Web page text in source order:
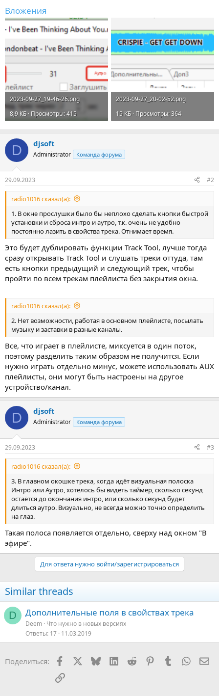
Вложения
2023-09-27_19-46-26.png
8,9 КБ · Просмотры: 415
2023-09-27_20-02-52.png
15 КБ · Просмотры: 364
D djsoft
Administrator Команда форума
29.09.2023 #2
radio1016 сказал(а):
1. В окне прослушки было бы неплохо сделать кнопки быстрой
установки и сброса интро и аутро, т.к. очень не удобно
постоянно лазить в свойства трека. Отнимает время.
Это будет дублировать функции Track Tool, лучше тогда
сразу открывать Track Tool и слушать треки оттуда, там
есть кнопки предыдущий и следующий трек, чтобы
пройти по всем трекам плейлиста без закрытия окна.
radio1016 сказал(а):
2. Нет возможности, работая в основном плейлисте, посылать
музыку и заставки в разные каналы.
Все, что играет в плейлисте, миксуется в один поток,
поэтому разделить таким образом не получится. Если
нужно играть отдельно минус, можете использовать AUX
плейлисты, они могут быть настроены на другое
устройство/канал.
D djsoft
Administrator Команда форума
29.09.2023 #3
radio1016 сказал(а):
3. В главном окошке трека, когда идёт визуальная полоска
Интро или Аутро, хотелось бы видеть таймер, сколько секунд
остаётся до окончания интро, или сколько секунд будет
длиться аутро. Визуально, не всегда можно точно определить
на глаз.
Такая полоса появляется отдельно, сверху над окном "В
эфире".
Для ответа нужно войти/зарегистрироваться
Similar threads
D Дополнительные поля в свойствах трека
Deem Что нужно в новых версияx
Ответы 17 11.03.2019
Поделиться: Facebook BlueskyLinkedIn
Reddit PinterestTumblr
Ссылка